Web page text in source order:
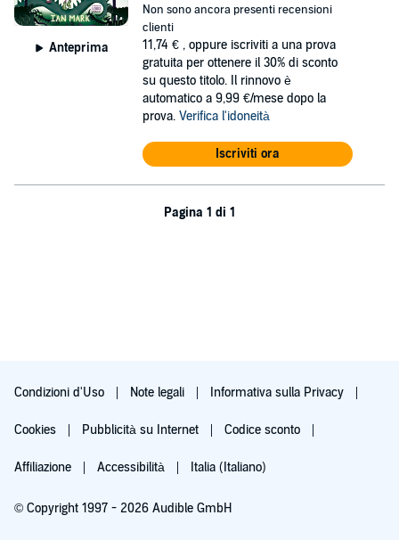
Anteprima
Non sono ancora presenti recensioni
clienti
11,74 € , oppure iscriviti a una prova
gratuita per ottenere il 30% di sconto
su questo titolo. Il rinnovo è
automatico a 9,99 €/mese dopo la
prova. Verifica l'idoneità
Iscriviti ora
Pagina 1 di 1
Condizioni d'Uso Note legali Informativa sulla Privacy
Cookies Pubblicità su Internet Codice sconto
Affiliazione Accessibilità Italia (Italiano)
© Copyright 1997 - 2026 Audible GmbH